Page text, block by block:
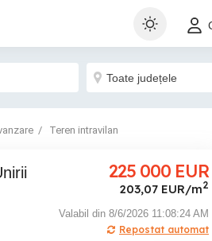
Teren intravilan
225 000 EUR
203,07 EUR/m2
Valabil din 8/6/2026 11:08:24 AM
Repostat automat